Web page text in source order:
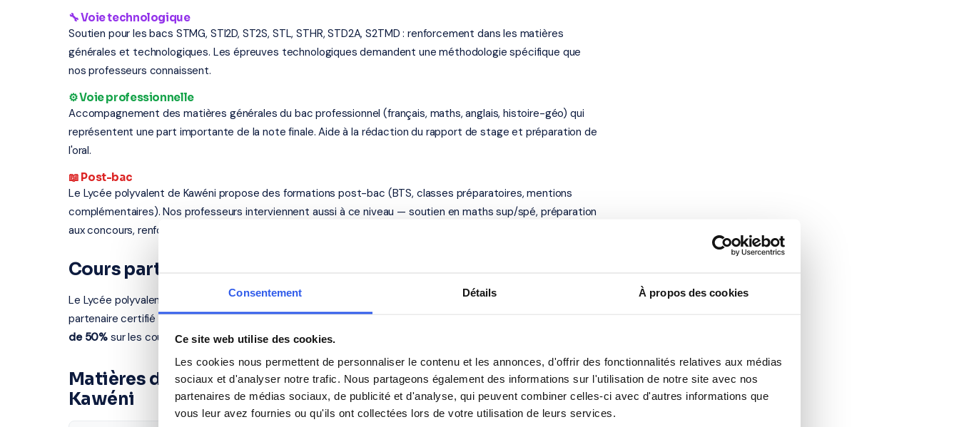
Consentement Détails À propos des cookies
Ce site web utilise des cookies.
Les cookies nous permettent de personnaliser le contenu et les annonces, d'offrir des fonctionnalités relatives aux médias
sociaux et d'analyser notre trafic. Nous partageons également des informations sur l'utilisation de notre site avec nos
partenaires de médias sociaux, de publicité et d'analyse, qui peuvent combiner celles-ci avec d'autres informations que
vous leur avez fournies ou qu'ils ont collectées lors de votre utilisation de leurs services.
🔧 Voie technologique
Soutien pour les bacs STMG, STI2D, ST2S, STL, STHR, STD2A, S2TMD : renforcement dans les matières
générales et technologiques. Les épreuves technologiques demandent une méthodologie spécifique que
nos professeurs connaissent.
⚙️ Voie professionnelle
Accompagnement des matières générales du bac professionnel (français, maths, anglais, histoire-géo) qui
représentent une part importante de la note finale. Aide à la rédaction du rapport de stage et préparation de
l'oral.
📖 Post-bac
Le Lycée polyvalent de Kawéni propose des formations post-bac (BTS, classes préparatoires, mentions
complémentaires). Nos professeurs interviennent aussi à ce niveau — soutien en maths sup/spé, préparation
aux concours, renforcement en langues.
Cours particuliers à Mamoudzou — académie de Mayotte
Le Lycée polyvalent de Kawéni se situe au Route de la SPPM, à Mamoudzou (97600). Notre organisme
partenaire certifié intervient à Mamoudzou et dans les villes proches. Tous ouvrent droit au
de 50% sur les cours à domicile.
Matières disponibles pour les élèves du Lycée polyvalent de
Kawéni